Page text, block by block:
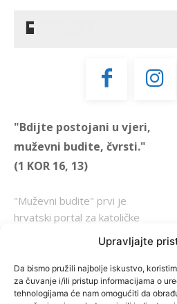
Upravljajte
Da bismo pružili najbolje iskustvo,
za čuvanje i/ili pristup informacijama o
tehnologijama će nam omogućiti da
"Bdijte postojani u vjeri,
muževni budite, čvrsti."
(1 KOR 16, 13)
"Muževni budite" prvi je
hrvatski portal za katoličke
reafirmirati u današnje
vrijeme itekako narušen
biblijski koncept muževnosti,
koji pokušavamo osvijetliti iz